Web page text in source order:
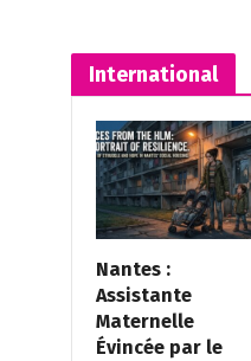
International
Nantes :
Assistante
Maternelle
Évincée par le